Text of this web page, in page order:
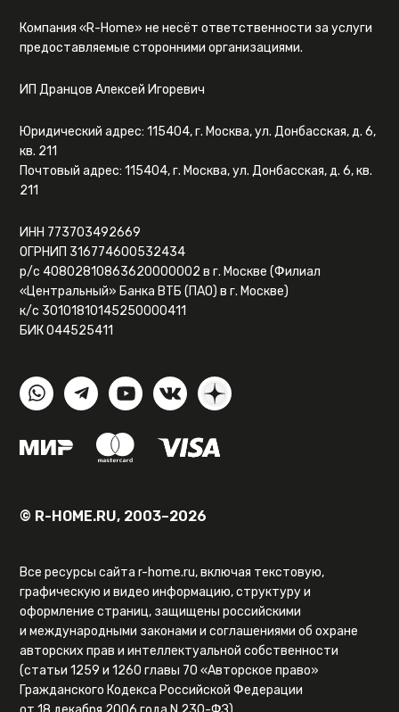
Компания «R-Home» не несёт ответственности за услуги
предоставляемые сторонними организациями.
ИП Дранцов Алексей Игоревич
Юридический адрес: 115404, г. Москва, ул. Донбасская, д. 6,
кв. 211
Почтовый адрес: 115404, г. Москва, ул. Донбасская, д. 6, кв.
211
ИНН 773703492669
ОГРНИП 316774600532434
р/с 40802810863620000002 в г. Москве (Филиал
«Центральный» Банка ВТБ (ПАО) в г. Москве)
к/с 30101810145250000411
БИК 044525411
© R-HOME.RU, 2003–2026
Все ресурсы сайта r-home.ru, включая текстовую,
графическую и видео информацию, структуру и
оформление страниц, защищены российскими
и международными законами и соглашениями об охране
авторских прав и интеллектуальной собственности
(статьи 1259 и 1260 главы 70 «Авторское право»
Гражданского Кодекса Российской Федерации